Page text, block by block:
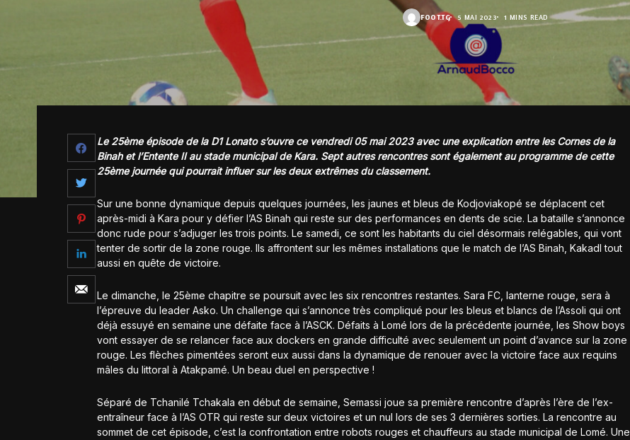
FOOT.TG 5 MAI 2023 1 MINS READ
Le 25ème épisode de la D1 Lonato s’ouvre ce vendredi 05 mai 2023 avec une explication entre les Cornes de la
Binah et l’Entente II au stade municipal de Kara. Sept autres rencontres sont également au programme de cette
25ème journée qui pourrait influer sur les deux extrêmes du classement.
Sur une bonne dynamique depuis quelques journées, les jaunes et bleus de Kodjoviakopé se déplacent cet
après-midi à Kara pour y défier l’AS Binah qui reste sur des performances en dents de scie. La bataille s’annonce
donc rude pour s’adjuger les trois points. Le samedi, ce sont les habitants du ciel désormais relégables, qui vont
tenter de sortir de la zone rouge. Ils affrontent sur les mêmes installations que le match de l’AS Binah, Kakadl tout
aussi en quête de victoire.
Le dimanche, le 25ème chapitre se poursuit avec les six rencontres restantes. Sara FC, lanterne rouge, sera à
l’épreuve du leader Asko. Un challenge qui s’annonce très compliqué pour les bleus et blancs de l’Assoli qui ont
déjà essuyé en semaine une défaite face à l’ASCK. Défaits à Lomé lors de la précédente journée, les Show boys
vont essayer de se relancer face aux dockers en grande difficulté avec seulement un point d’avance sur la zone
rouge. Les flèches pimentées seront eux aussi dans la dynamique de renouer avec la victoire face aux requins
mâles du littoral à Atakpamé. Un beau duel en perspective !
Séparé de Tchanilé Tchakala en début de semaine, Semassi joue sa première rencontre d’après l’ère de l’ex-
entraîneur face à l’AS OTR qui reste sur deux victoires et un nul lors de ses 3 dernières sorties. La rencontre au
sommet de cet épisode, c’est la confrontation entre robots rouges et chauffeurs au stade municipal de Lomé. Une